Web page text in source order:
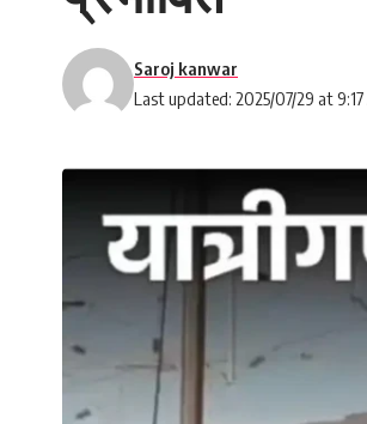
Last updated: 2025/07/29 at 9:17
Saroj kanwar